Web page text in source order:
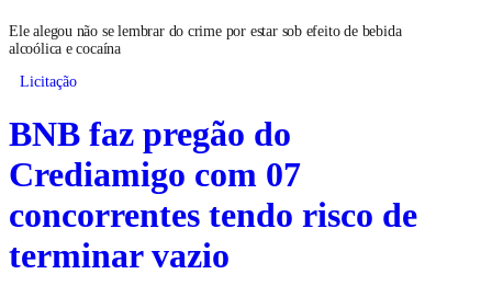
Ele alegou não se lembrar do crime por estar sob efeito de bebida
alcoólica e cocaína
Licitação
BNB faz pregão do
Crediamigo com 07
concorrentes tendo risco de
terminar vazio